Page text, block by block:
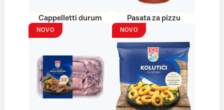
Cappelletti durum Pasata za pizzu
NOVO NOVO